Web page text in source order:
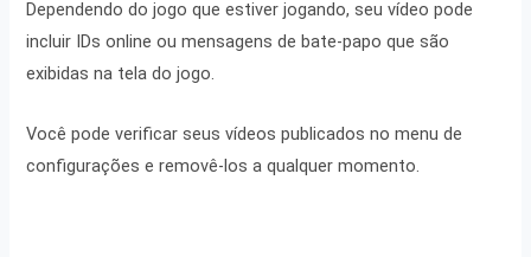
Dependendo do jogo que estiver jogando, seu vídeo pode
incluir IDs online ou mensagens de bate-papo que são
exibidas na tela do jogo.
Você pode verificar seus vídeos publicados no menu de
configurações e removê-los a qualquer momento.